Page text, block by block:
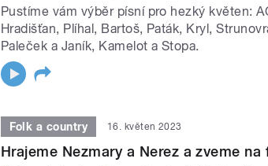
Pustíme vám výběr písní pro hezký květen:
Hradišťan, Plíhal, Bartoš, Paták, Kryl,
Paleček a Janík, Kamelot a Stopa.
Folk a country 16. květen 2023
Hrajeme Nezmary a Nerez a zveme